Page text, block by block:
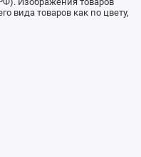
вида товаров как по цвету,